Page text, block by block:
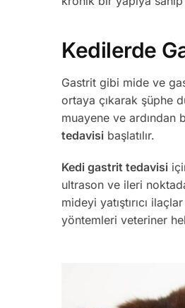
Kedilerde
Gastrit gibi mide ve
ortaya çıkarak şüphe
muayene ve ardından
tedavisi başlatılır.
Kedi gastrit tedavisi
ultrason ve ileri
mideyi yatıştırıcı
yöntemleri veteriner